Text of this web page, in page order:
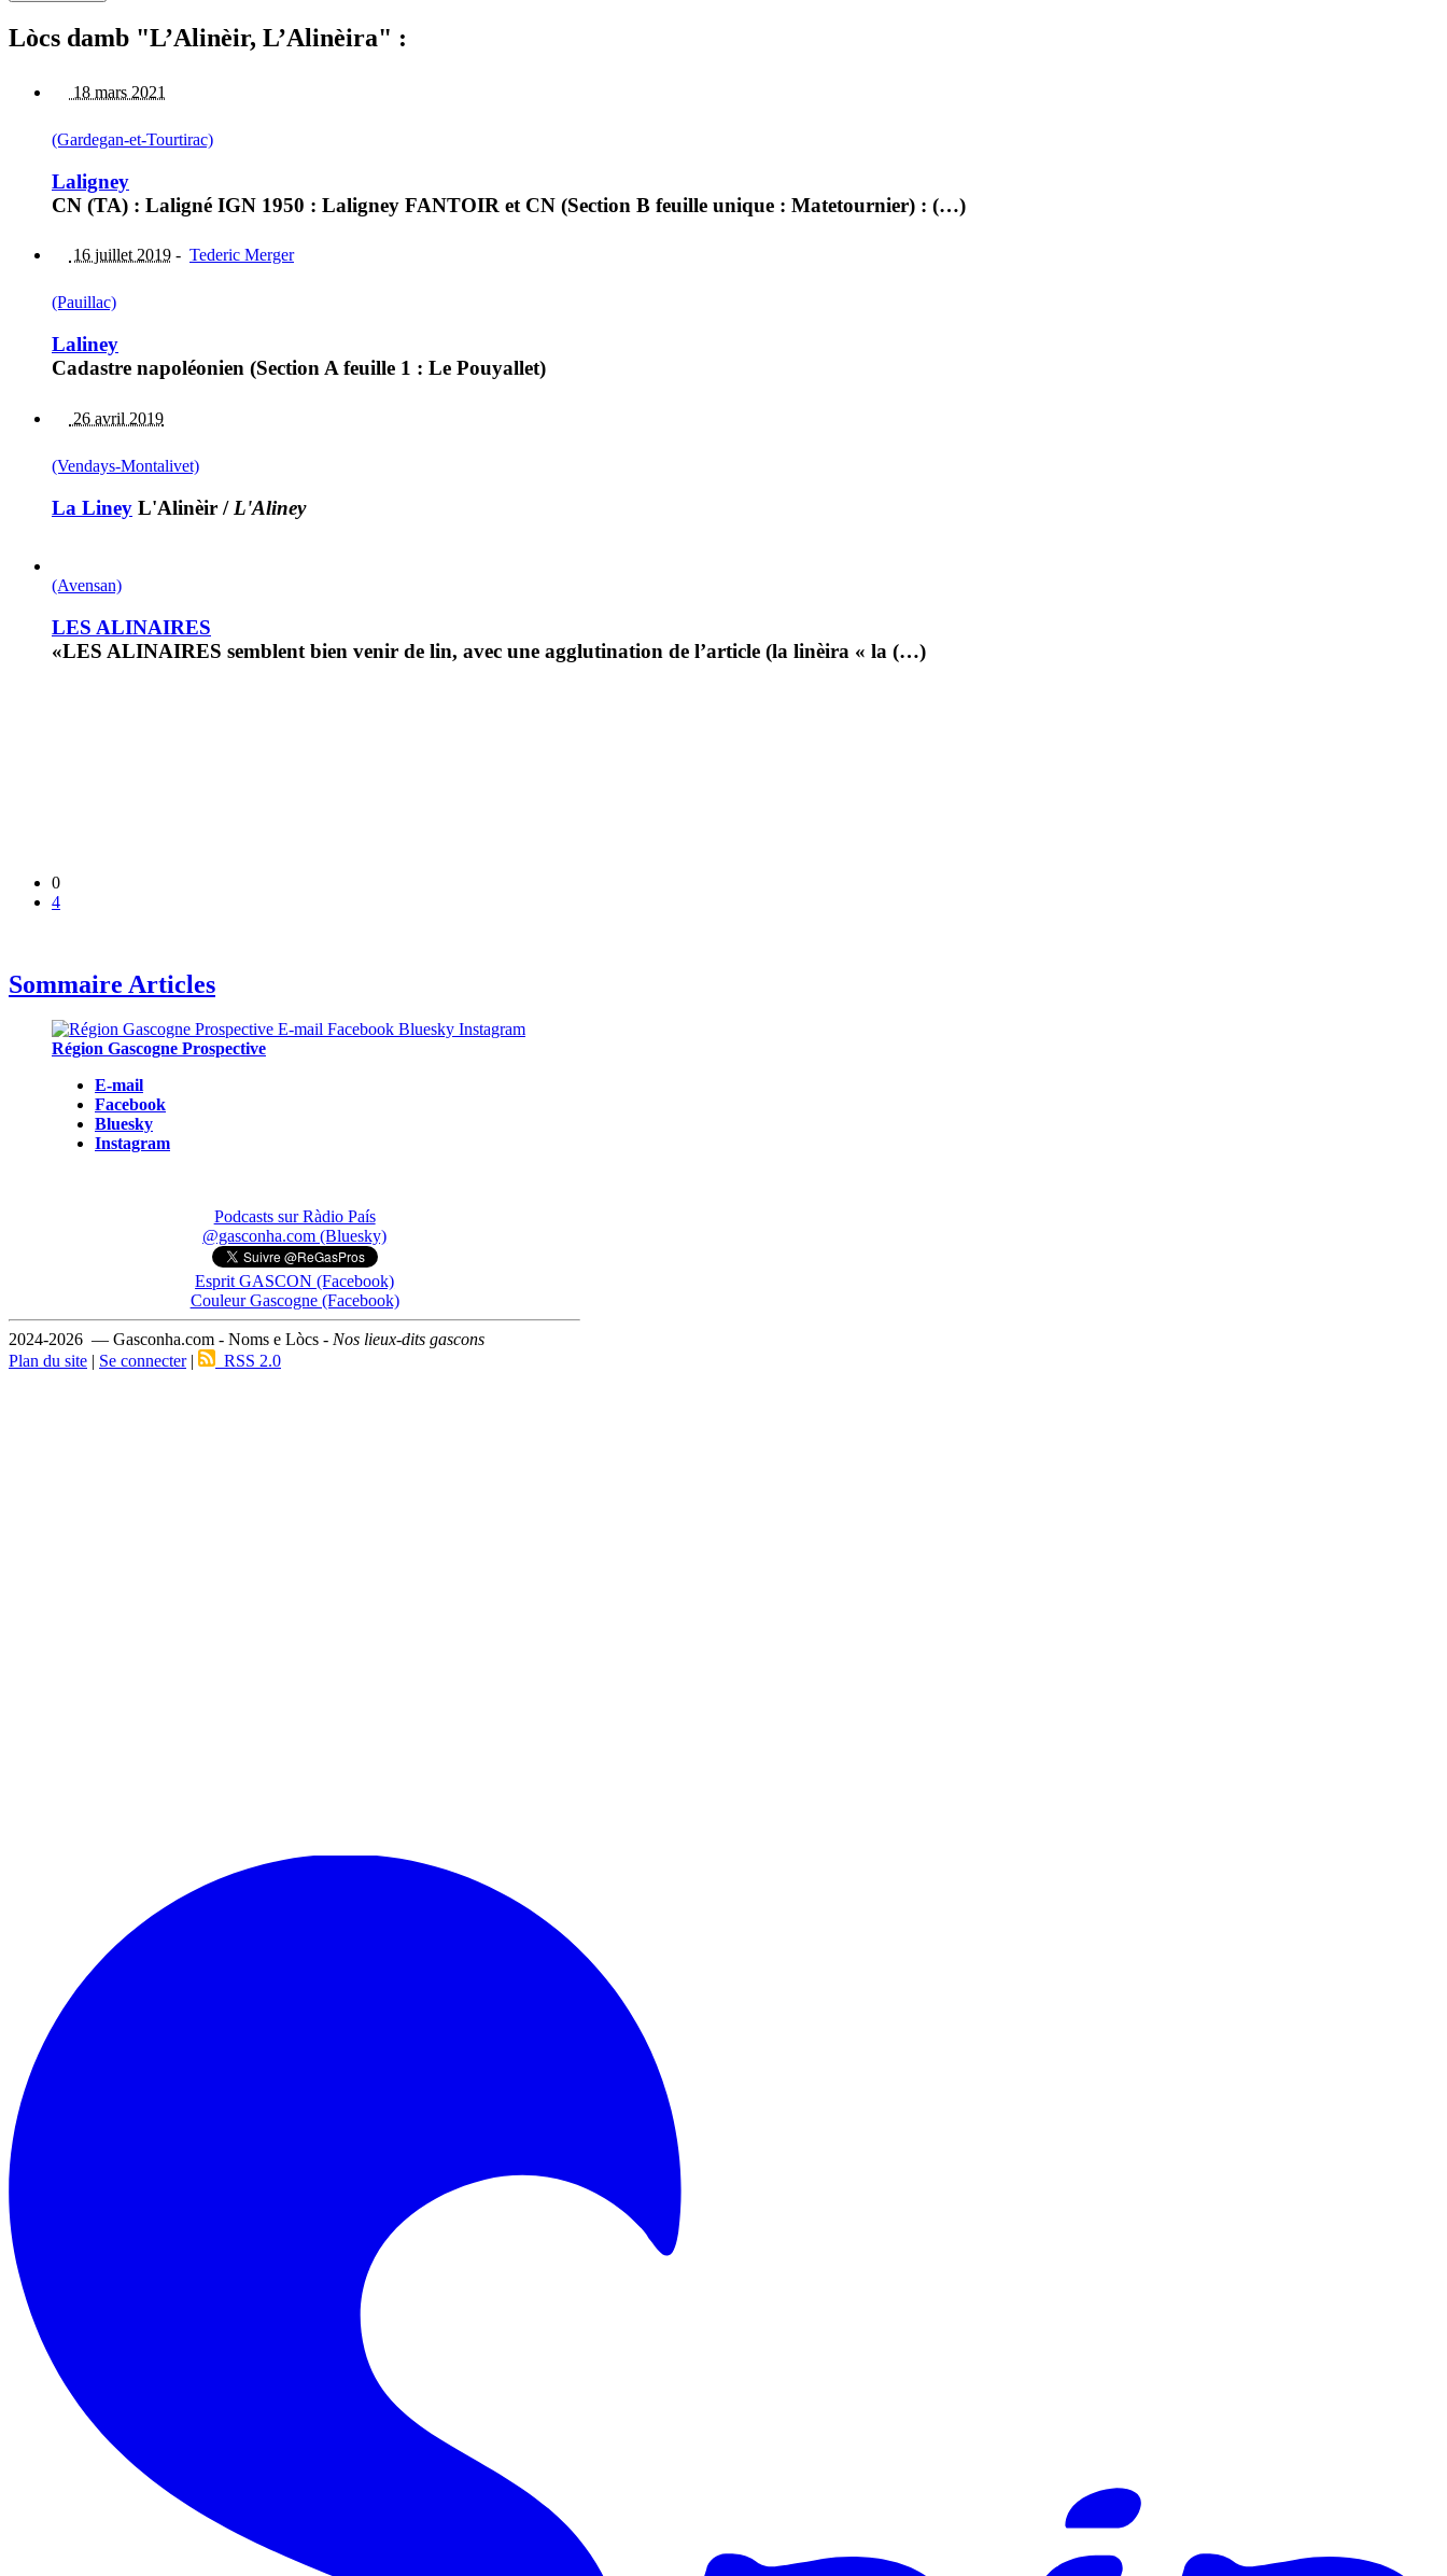
Lòcs damb "L’Alinèir, L’Alinèira" :
18 mars 2021
(Gardegan-et-Tourtirac)
Laligney
CN (TA) : Laligné IGN 1950 : Laligney FANTOIR et CN (Section B feuille unique : Matetournier) : (…)
16 juillet 2019 - Tederic Merger
(Pauillac)
Laliney
Cadastre napoléonien (Section A feuille 1 : Le Pouyallet)
26 avril 2019
(Vendays-Montalivet)
La Liney L'Alinèir / L'Aliney
(Avensan)
LES ALINAIRES
«LES ALINAIRES semblent bien venir de lin, avec une agglutination de l’article (la linèira « la (…)
0
4
Sommaire Articles
Région Gascogne Prospective
E-mail
Facebook
Bluesky
Instagram
Podcasts sur Ràdio País
@gasconha.com (Bluesky)
Esprit GASCON (Facebook)
Couleur Gascogne (Facebook)
2024-2026 — Gasconha.com - Noms e Lòcs - Nos lieux-dits gascons
Plan du site
Se connecter| RSS 2.0